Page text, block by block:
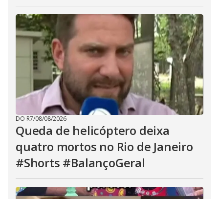
DO R7/08/08/2026
Queda de helicóptero deixa
quatro mortos no Rio de Janeiro
#Shorts #BalançoGeral